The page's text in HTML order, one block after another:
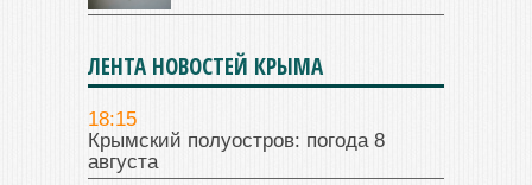
ЛЕНТА НОВОСТЕЙ КРЫМА
18:15
Крымский полуостров: погода 8
августа